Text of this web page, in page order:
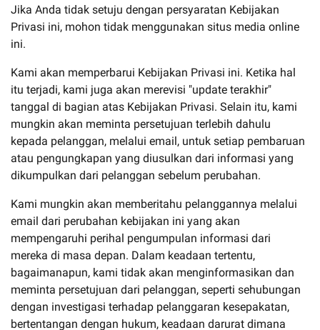
Jika Anda tidak setuju dengan persyaratan Kebijakan
Privasi ini, mohon tidak menggunakan situs media online
ini.
Kami akan memperbarui Kebijakan Privasi ini. Ketika hal
itu terjadi, kami juga akan merevisi "update terakhir"
tanggal di bagian atas Kebijakan Privasi. Selain itu, kami
mungkin akan meminta persetujuan terlebih dahulu
kepada pelanggan, melalui email, untuk setiap pembaruan
atau pengungkapan yang diusulkan dari informasi yang
dikumpulkan dari pelanggan sebelum perubahan.
Kami mungkin akan memberitahu pelanggannya melalui
email dari perubahan kebijakan ini yang akan
mempengaruhi perihal pengumpulan informasi dari
mereka di masa depan. Dalam keadaan tertentu,
bagaimanapun, kami tidak akan menginformasikan dan
meminta persetujuan dari pelanggan, seperti sehubungan
dengan investigasi terhadap pelanggaran kesepakatan,
bertentangan dengan hukum, keadaan darurat dimana